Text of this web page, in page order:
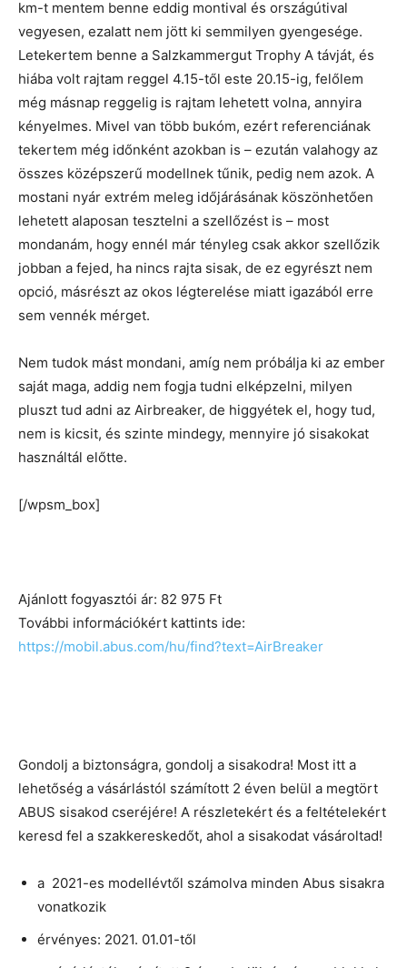
km-t mentem benne eddig montival és országútival
vegyesen, ezalatt nem jött ki semmilyen gyengesége.
Letekertem benne a Salzkammergut Trophy A távját, és
hiába volt rajtam reggel 4.15-től este 20.15-ig, felőlem
még másnap reggelig is rajtam lehetett volna, annyira
kényelmes. Mivel van több bukóm, ezért referenciának
tekertem még időnként azokban is – ezután valahogy az
összes középszerű modellnek tűnik, pedig nem azok. A
mostani nyár extrém meleg időjárásának köszönhetően
lehetett alaposan tesztelni a szellőzést is – most
mondanám, hogy ennél már tényleg csak akkor szellőzik
jobban a fejed, ha nincs rajta sisak, de ez egyrészt nem
opció, másrészt az okos légterelése miatt igazából erre
sem vennék mérget.
Nem tudok mást mondani, amíg nem próbálja ki az ember
saját maga, addig nem fogja tudni elképzelni, milyen
pluszt tud adni az Airbreaker, de higgyétek el, hogy tud,
nem is kicsit, és szinte mindegy, mennyire jó sisakokat
használtál előtte.
[/wpsm_box]
Ajánlott fogyasztói ár: 82 975 Ft
További információkért kattints ide:
https://mobil.abus.com/hu/find?text=AirBreaker
Gondolj a biztonságra, gondolj a sisakodra! Most itt a
lehetőség a vásárlástól számított 2 éven belül a megtört
ABUS sisakod cseréjére! A részletekért és a feltételekért
keresd fel a szakkereskedőt, ahol a sisakodat vásároltad!
a 2021-es modellévtől számolva minden Abus sisakra
vonatkozik
érvényes: 2021. 01.01-től